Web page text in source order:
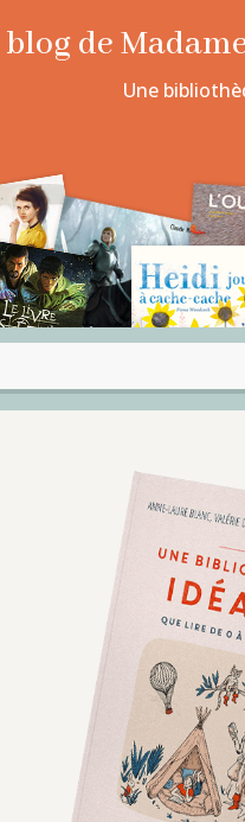
de
Une